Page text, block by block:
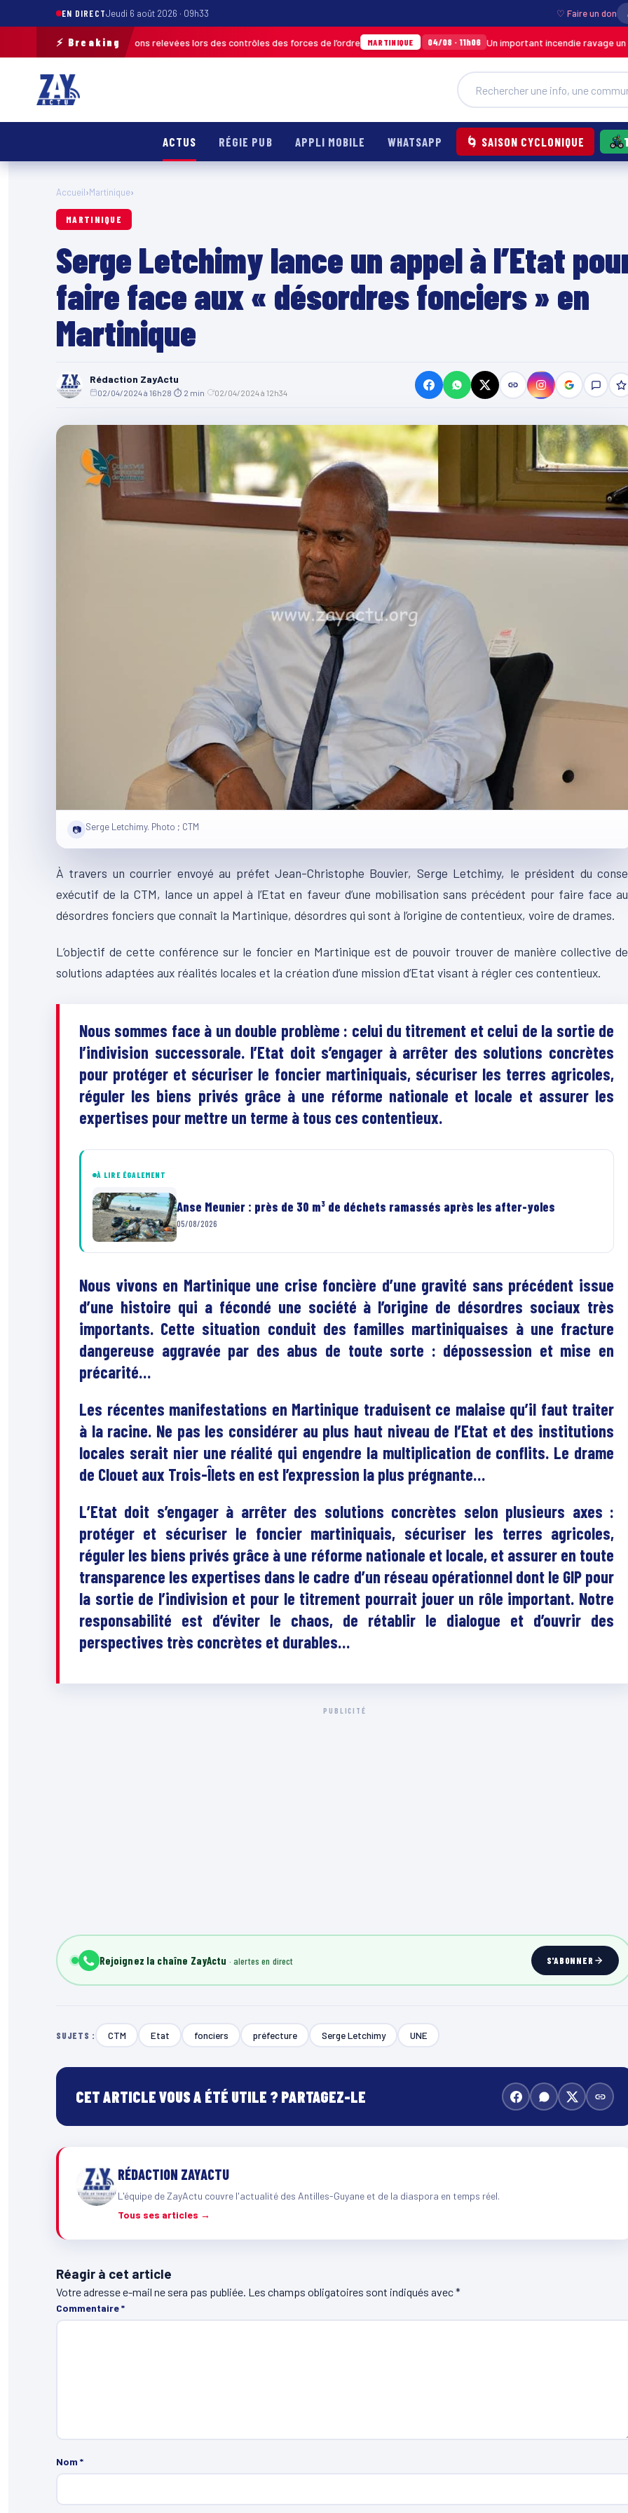
EN DIRECTJeudi 6 août 2026 · 09h33 ♡ Faire un don
⚡ Breaking
: plus de 120 infractions relevées lors des contrôles des forces de l’ordre MARTINIQUE 04/08 · 11h06 Un important incendie ravage un entrepôt
ACTUS RÉGIE PUB APPLI MOBILE WHATSAPP 🌀 SAISON CYCLONIQUE
Accueil›Martinique›
MARTINIQUE
Serge Letchimy lance un appel à l’Etat
faire face aux « désordres fonciers » en
Martinique
Rédaction ZayActu
02/04/2024 à 16h28 ⏱ 2 min 02/04/2024 à 12h34
📷 Serge Letchimy. Photo ; CTM
À travers un courrier envoyé au préfet Jean-Christophe Bouvier, Serge Letchimy, le président du
exécutif de la CTM, lance un appel à l’Etat en faveur d’une mobilisation sans précédent pour faire face
désordres fonciers que connaît la Martinique, désordres qui sont à l’origine de contentieux, voire de drames.
L’objectif de cette conférence sur le foncier en Martinique est de pouvoir trouver de manière collective
solutions adaptées aux réalités locales et la création d’une mission d’Etat visant à régler ces contentieux.
Nous sommes face à un double problème : celui du titrement et celui de la sortie de
l’indivision successorale. l’Etat doit s’engager à arrêter des solutions concrètes
pour protéger et sécuriser le foncier martiniquais, sécuriser les terres agricoles,
réguler les biens privés grâce à une réforme nationale et locale et assurer les
expertises pour mettre un terme à tous ces contentieux.
À LIRE ÉGALEMENT
Anse Meunier : près de 30 m³ de déchets ramassés après les after-yoles
05/08/2026
Nous vivons en Martinique une crise foncière d’une gravité sans précédent issue
d’une histoire qui a fécondé une société à l’origine de désordres sociaux très
importants. Cette situation conduit des familles martiniquaises à une fracture
dangereuse aggravée par des abus de toute sorte : dépossession et mise en
précarité…
Les récentes manifestations en Martinique traduisent ce malaise qu’il faut traiter
à la racine. Ne pas les considérer au plus haut niveau de l’Etat et des institutions
locales serait nier une réalité qui engendre la multiplication de conflits. Le drame
de Clouet aux Trois-Îlets en est l’expression la plus prégnante…
L’Etat doit s’engager à arrêter des solutions concrètes selon plusieurs axes :
protéger et sécuriser le foncier martiniquais, sécuriser les terres agricoles,
réguler les biens privés grâce à une réforme nationale et locale, et assurer en toute
transparence les expertises dans le cadre d’un réseau opérationnel dont le GIP pour
la sortie de l’indivision et pour le titrement pourrait jouer un rôle important. Notre
responsabilité est d’éviter le chaos, de rétablir le dialogue et d’ouvrir des
perspectives très concrètes et durables…
PUBLICITÉ
Rejoignez la chaîne ZayActu S'ABONNER
SUJETS : CTM Etat fonciers préfecture Serge Letchimy UNE
CET ARTICLE VOUS A ÉTÉ UTILE ? PARTAGEZ-LE
RÉDACTION ZAYACTU
L'équipe de ZayActu couvre l'actualité des Antilles-Guyane et de la diaspora en temps réel.
Tous ses articles →
Réagir à cet article
Votre adresse e-mail ne sera pas publiée. Les champs obligatoires sont indiqués avec*
Commentaire*
Nom *